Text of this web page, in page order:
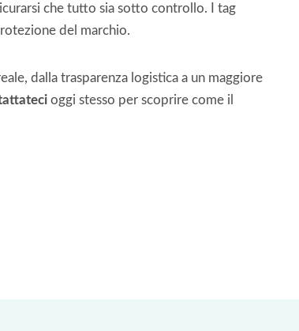
che tutto sia sotto controllo. I tag
del marchio.
dalla trasparenza logistica a un maggiore
oggi stesso per scoprire come il